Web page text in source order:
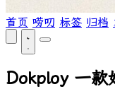
首页 唠叨 标签 归档
Dokploy 一款